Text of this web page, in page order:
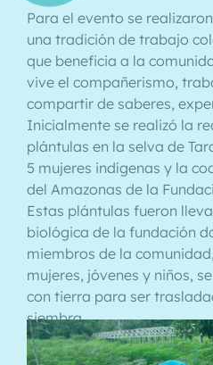
Para el evento se
una tradición de trabajo
que beneficia a la
vive el compañerismo,
compartir de saberes,
Inicialmente se realizó la
plántulas en la selva de
5 mujeres indígenas y la
del Amazonas de la
Estas plántulas fueron
biológica de la fundación
miembros de la
mujeres, jóvenes y niños,
con tierra para ser
siembra.